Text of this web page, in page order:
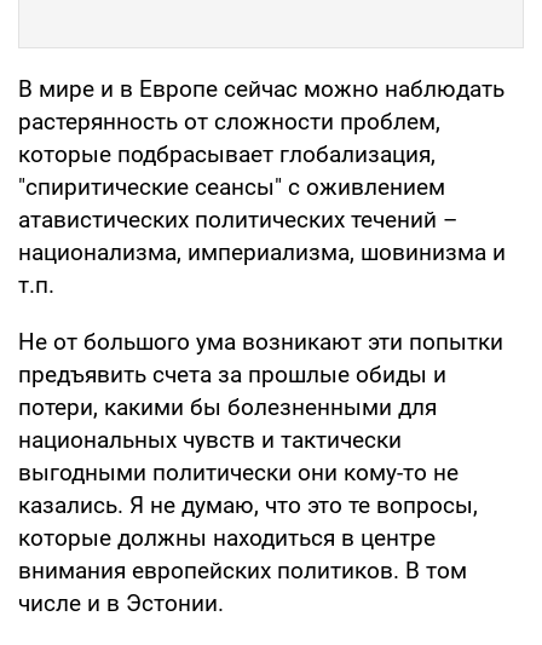
В мире и в Европе сейчас можно наблюдать
растерянность от сложности проблем,
которые подбрасывает глобализация,
"спиритические сеансы" с оживлением
атавистических политических течений –
национализма, империализма, шовинизма и
т.п.
Не от большого ума возникают эти попытки
предъявить счета за прошлые обиды и
потери, какими бы болезненными для
национальных чувств и тактически
выгодными политически они кому-то не
казались. Я не думаю, что это те вопросы,
которые должны находиться в центре
внимания европейских политиков. В том
числе и в Эстонии.